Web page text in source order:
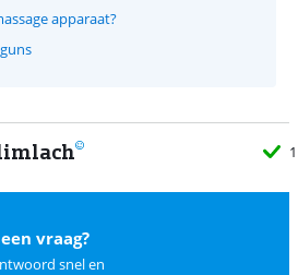
apparaat?
vraag?
snel en